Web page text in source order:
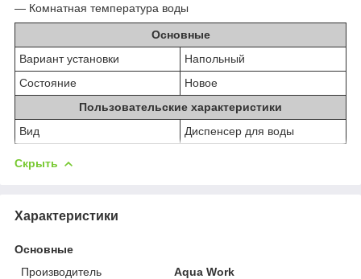
— Комнатная температура воды
Основные
Вариант установки
Напольный
Состояние
Новое
Пользовательские характеристики
Вид
Диспенсер для воды
Скрыть
Характеристики
Основные
Производитель
Aqua Work